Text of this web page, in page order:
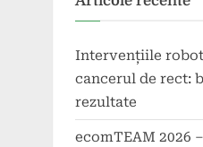
Intervențiile
cancerul de rect:
rezultate
ecomTEAM 2026